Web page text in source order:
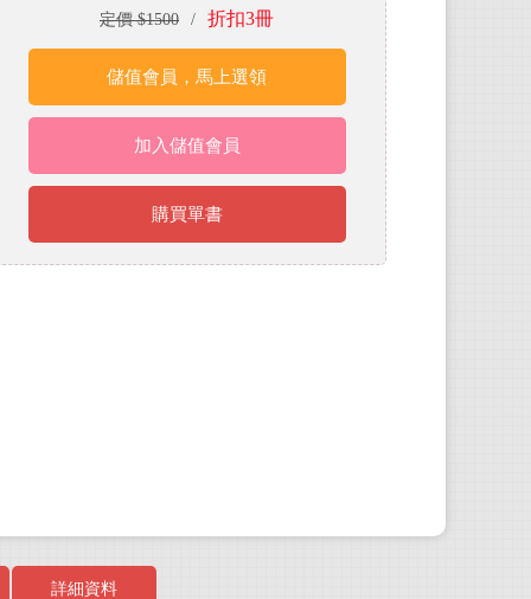
定價 $1500 / 折扣3冊
儲值會員，馬上選領
加入儲值會員
購買單書
詳細資料